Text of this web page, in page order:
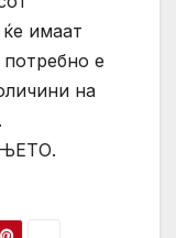
имаат
е
на